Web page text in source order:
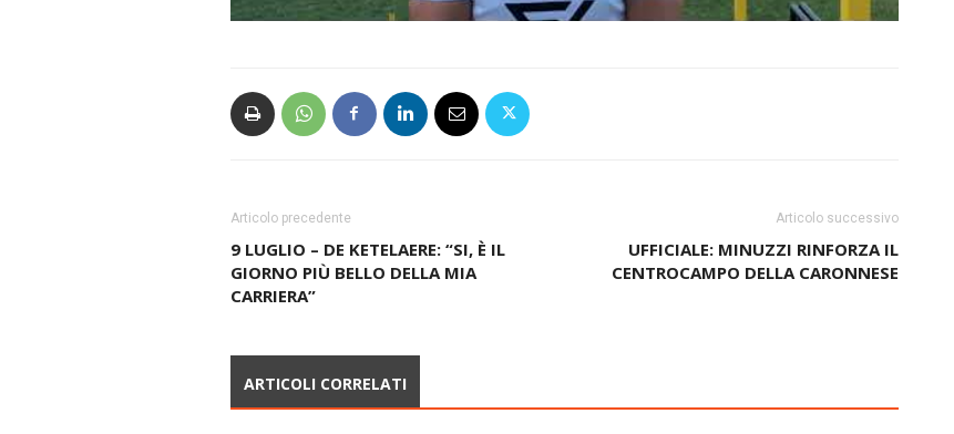
Articolo precedente
9 LUGLIO – DE KETELAERE: “SI, È IL
GIORNO PIÙ BELLO DELLA MIA
CARRIERA”
Articolo successivo
UFFICIALE: MINUZZI RINFORZA IL
CENTROCAMPO DELLA CARONNESE
ARTICOLI CORRELATI